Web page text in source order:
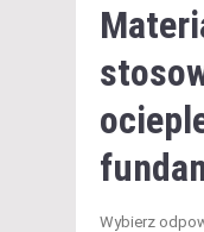
Wybierz